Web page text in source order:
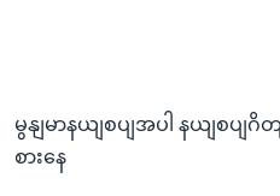
မွနျမာနယျစပျအပါ နယျစပျဂိ
စားနေ